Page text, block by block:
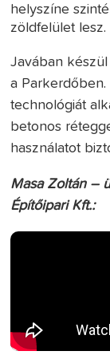
helyszíne
zöldfelület lesz.
Javában
a
technológiát
betonos
használatot
Masa Zoltán –
Építőipari Kft.: